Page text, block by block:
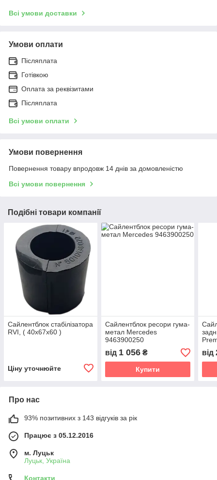
Всі умови доставки
Умови оплати
Післяплата
Готівкою
Оплата за реквізитами
Післяплата
Всі умови оплати
Умови повернення
Повернення товару впродовж 14 днів за домовленістю
Всі умови повернення
Подібні товари компанії
Сайлентблок стабілізатора
RVI, ( 40x67x60 )
Ціну уточнюйте
Сайлентблок ресори гума-
метал Mercedes
9463900250
від 1 056₴
Купити
від
Про нас
93% позитивних з 143 відгуків за рік
Працює з 05.12.2016
м. Луцьк
Луцьк, Україна
Контакти